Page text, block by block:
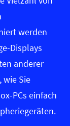
werden
Displays
anderer
wie Sie
PCs einfach